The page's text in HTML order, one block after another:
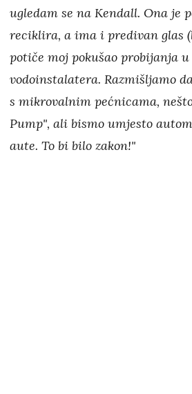
ugledam se na Kendall. Ona je
reciklira, a ima i predivan glas
potiče moj pokušao probijanja
vodoinstalatera. Razmišljamo
s mikrovalnim pećnicama,
Pump", ali bismo umjesto
aute. To bi bilo zakon!"